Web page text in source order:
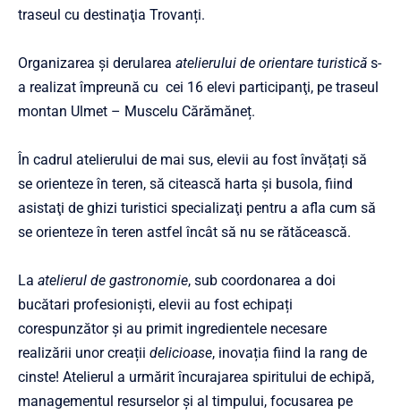
traseul cu destinaţia Trovanți.
Organizarea și derularea atelierului de orientare turistică s-
a realizat împreună cu cei 16 elevi participanţi, pe traseul
montan Ulmet – Muscelu Cărămăneț.
În cadrul atelierului de mai sus, elevii au fost învățați să
se orienteze în teren, să citească harta și busola, fiind
asistaţi de ghizi turistici specializaţi pentru a afla cum să
se orienteze în teren astfel încât să nu se rătăcească.
La atelierul de gastronomie, sub coordonarea a doi
bucătari profesionişti, elevii au fost echipați
corespunzător şi au primit ingredientele necesare
realizării unor creații delicioase, inovația fiind la rang de
cinste! Atelierul a urmărit încurajarea spiritului de echipă,
managementul resurselor și al timpului, focusarea pe